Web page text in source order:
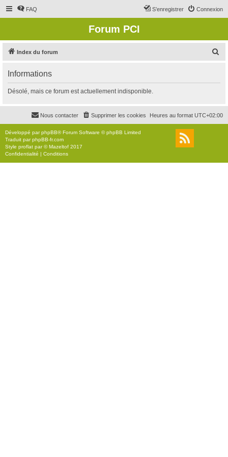
FAQ Connexion
S’enregistrer
Forum PCI
Index du forum
r
c
r
Informations
Désolé, mais ce forum est actuellement indisponible.
Heures au format UTC+02:00
Supprimer les cookies
Nous contacter
Développé parphpBB® Forum Software © phpBB Limited
Traduit parphpBB-fr.com
Style proflat par ©Mazeltof 2017
Confidentialité | Conditions